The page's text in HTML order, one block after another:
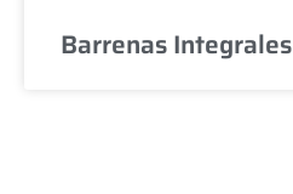
Barrenas Integrales